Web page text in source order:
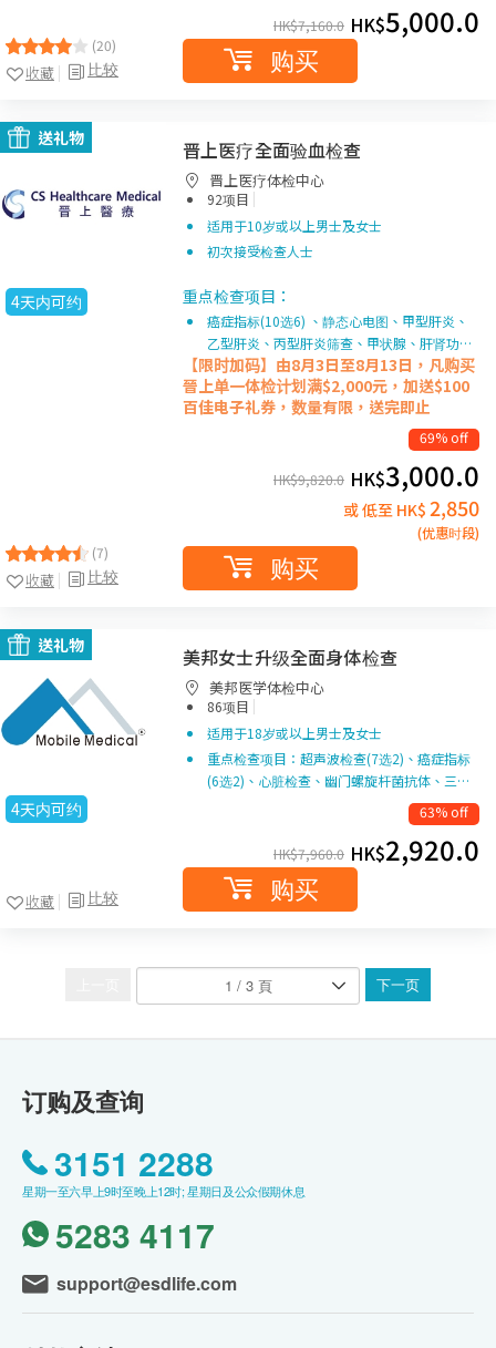
(20)
比较
收藏
HK$7,160.0 HK$5,000.0
购买
送礼物
4天内可约
(7)
比较
收藏
晋上医疗全面验血检查
晋上医疗体检中心
92项目 |
适用于10岁或以上男士及女士
初次接受检查人士
重点检查项目：
癌症指标(10选6) 、静态心电图、甲型肝炎、
乙型肝炎、丙型肝炎筛查、甲状腺、肝肾功…
【限时加码】由8月3日至8月13日，凡购买
晉上单一体检计划满$2,000元，加送$100
百佳电子礼券，数量有限，送完即止
69% off
HK$9,820.0 HK$3,000.0
或 低至 HK$ 2,850
(优惠时段)
购买
送礼物
4天内可约
比较
收藏
美邦女士升级全面身体检查
美邦医学体检中心
86项目 |
适用于18岁或以上男士及女士
重点检查项目：超声波检查(7选2)、癌症指标
(6选2)、心脏检查、幽门螺旋杆菌抗体、三…
63% off
HK$7,960.0 HK$2,920.0
购买
下一页
订购及查询
3151 2288
星期一至六早上9时至晚上12时; 星期日及公众假期休息
5283 4117
support@esdlife.com